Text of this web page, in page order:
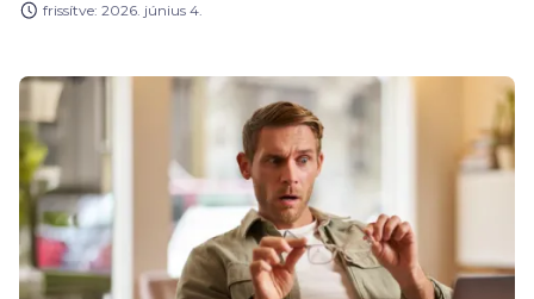
kölcsön ebben nem lehet segítség, de azért van
frissítve: 2026. június 4.